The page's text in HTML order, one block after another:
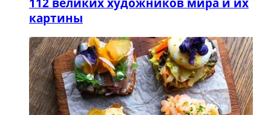
картины